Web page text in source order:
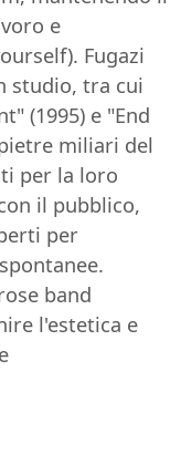
e
Fugazi
studio, tra cui
(1995) e "End
miliari del
per la loro
il pubblico,
per
band
l'estetica e